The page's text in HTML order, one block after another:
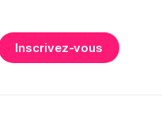
Inscrivez-vous